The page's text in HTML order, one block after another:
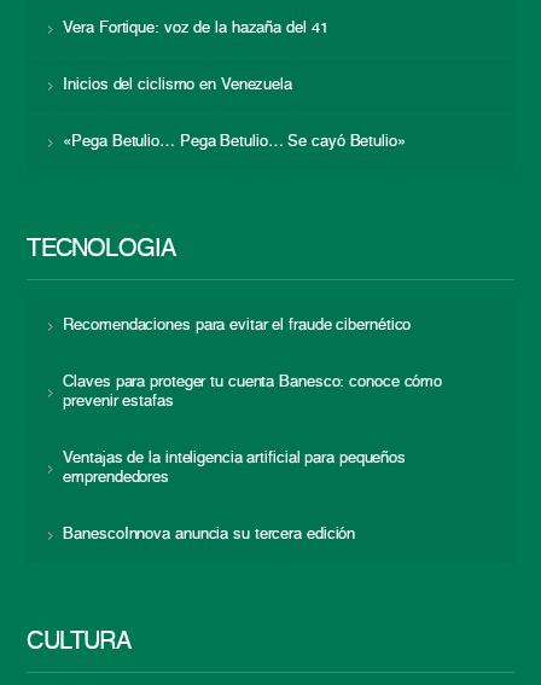
Vera Fortique: voz de la hazaña del 41
Inicios del ciclismo en Venezuela
«Pega Betulio… Pega Betulio… Se cayó Betulio»
TECNOLOGÍA
Recomendaciones para evitar el fraude cibernético
Claves para proteger tu cuenta Banesco: conoce cómo
prevenir estafas
Ventajas de la inteligencia artificial para pequeños
emprendedores
BanescoInnova anuncia su tercera edición
CULTURA